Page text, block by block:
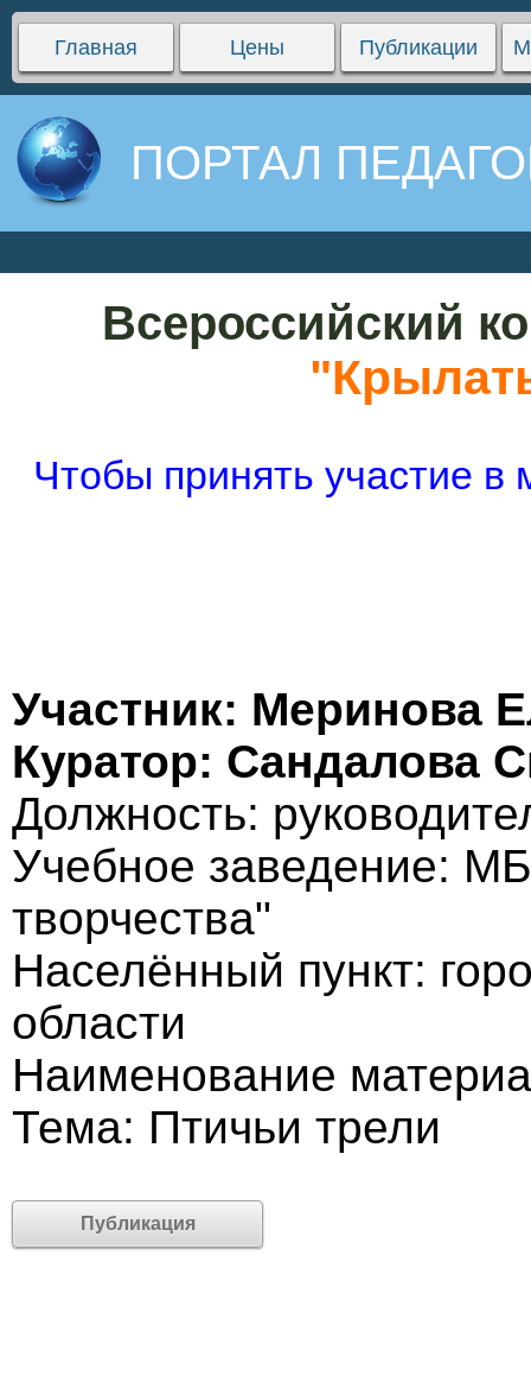
Главная Цены Публикации
ПОРТАЛ
Всероссийский
Чтобы принять участие
Участник: Меринова
Куратор: Сандалова
Должность:
Учебное заведение:
творчества"
Населённый пункт:
области
Наименование
Тема: Птичьи трели
Публикация